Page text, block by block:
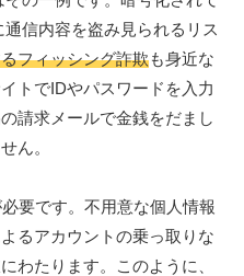
信内容を盗み見られるリス
フィッシング詐欺も身近な
トでIDやパスワードを入力
請求メールで金銭をだまし
ん。
要です。不用意な個人情報
るアカウントの乗っ取りな
わたります。このように、